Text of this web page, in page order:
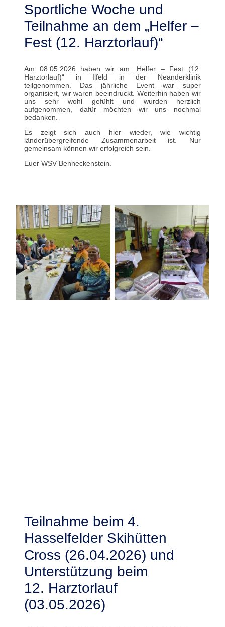
Sportliche Woche und
Teilnahme an dem „Helfer –
Fest (12. Harztorlauf)“
Am 08.05.2026 haben wir am „Helfer – Fest (12.
Harztorlauf)“ in Ilfeld in der Neanderklinik
teilgenommen. Das jährliche Event war super
organisiert, wir waren beeindruckt. Weiterhin haben wir
uns sehr wohl gefühlt und wurden herzlich
aufgenommen, dafür möchten wir uns nochmal
bedanken.
Es zeigt sich auch hier wieder, wie wichtig
länderübergreifende Zusammenarbeit ist. Nur
gemeinsam können wir erfolgreich sein.
Euer WSV Benneckenstein.
Teilnahme beim 4.
Hasselfelder Skihütten
Cross (26.04.2026) und
Unterstützung beim
12. Harztorlauf
(03.05.2026)